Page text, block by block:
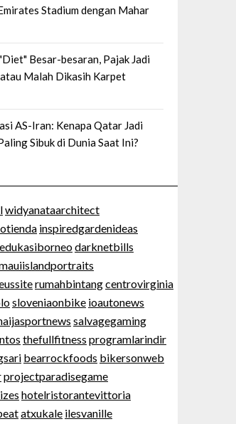
Stadium dengan Mahar
Besar-besaran, Pajak Jadi
Malah Dikasih Karpet
AS-Iran: Kenapa Qatar Jadi
Sibuk di Dunia Saat Ini?
widyanataarchitect
inspiredgardenideas
darknetbills
rumahbintangcentrovirginia
sloveniaonbike ioautonews
salvagegaming
thefullfitness programlarindir
bearrockfoods bikersonweb
projectparadisegame
hotelristorantevittoria
atxukale ilesvanille